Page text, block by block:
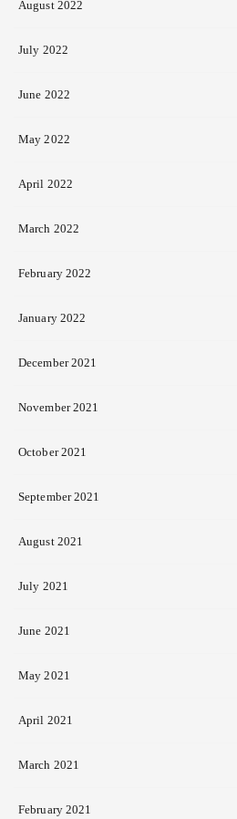
August 2022
July 2022
June 2022
May 2022
April 2022
March 2022
February 2022
January 2022
December 2021
November 2021
October 2021
September 2021
August 2021
July 2021
June 2021
May 2021
April 2021
March 2021
February 2021